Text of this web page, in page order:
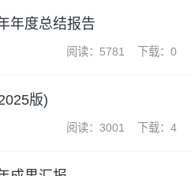
年度总结报告
阅读：5781 下载：0
版)
阅读：3001 下载：4